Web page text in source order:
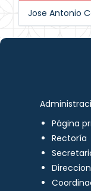
Jose Antonio
Página
Rectoría